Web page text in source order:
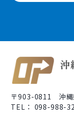
〒903-0811 沖縄
TEL： 098-988-